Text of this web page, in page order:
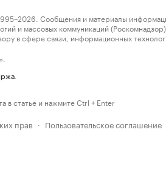
Сообщения и материалы
и массовых коммуникаций
в сфере связи, информационных
в статье и нажмите Ctrl + Enter
прав · Пользовательское соглашение